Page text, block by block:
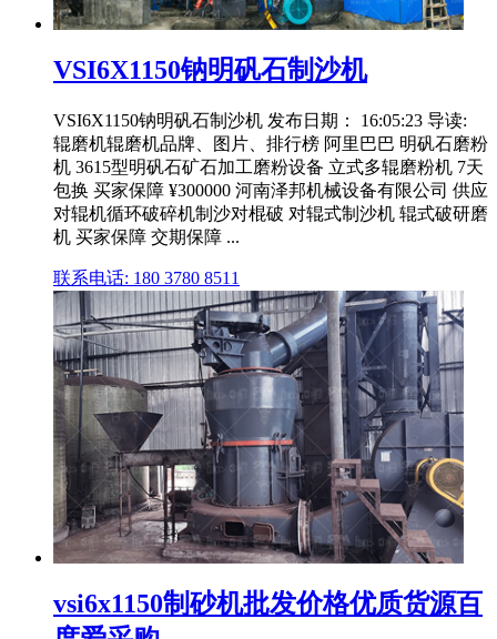
VSI6X1150钠明矾石制沙机
VSI6X1150钠明矾石制沙机 发布日期： 16:05:23 导读:
辊磨机辊磨机品牌、图片、排行榜 阿里巴巴 明矾石磨粉
机 3615型明矾石矿石加工磨粉设备 立式多辊磨粉机 7天
包换 买家保障 ¥300000 河南泽邦机械设备有限公司 供应
对辊机循环破碎机制沙对棍破 对辊式制沙机 辊式破研磨
机 买家保障 交期保障 ...
联系电话: 180 3780 8511
vsi6x1150制砂机批发价格优质货源百